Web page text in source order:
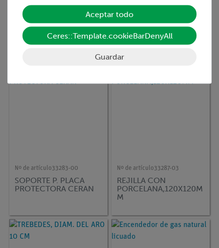
Nº de artículo
TREBEDES,DIA.D.ARO
120 ALT.210MM
Nº de artículo
Triángulo de alambre
con tubos de arcilla,
50mm
Nº de artículo33283-00
SOPORTE P. PLACA
PROTECTORA CERAN
Nº de artículo33287-03
REJILLA CON
PORCELANA,120X120M
M
Aceptar todo
Ceres::Template.cookieBarDenyAll
Guardar